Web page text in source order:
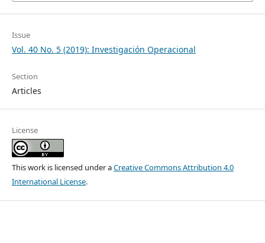
Issue
Vol. 40 No. 5 (2019): Investigación Operacional
Section
Articles
License
This work is licensed under aCreative Commons Attribution 4.0
International License.